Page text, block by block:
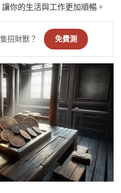
你的生活與工作更加順暢。
招財獸？ 免費測